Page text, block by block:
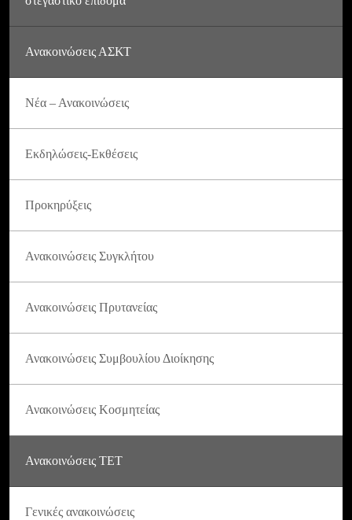
Ανακοινώσεις ΑΣΚΤ
Νέα – Ανακοινώσεις
Εκδηλώσεις-Εκθέσεις
Προκηρύξεις
Ανακοινώσεις Συγκλήτου
Ανακοινώσεις Πρυτανείας
Ανακοινώσεις Συμβουλίου Διοίκησης
Ανακοινώσεις Κοσμητείας
Ανακοινώσεις ΤΕΤ
Γενικές ανακοινώσεις